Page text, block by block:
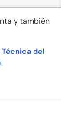
y también
del